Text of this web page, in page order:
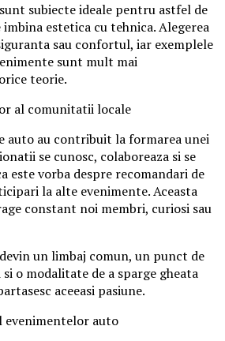
subiecte ideale pentru astfel de
estetica cu tehnica. Alegerea
sau confortul, iar exemplele
sunt mult mai
teorie.
al comunitatii locale
auto au contribuit la formarea unei
se cunosc, colaboreaza si se
este vorba despre recomandari de
la alte evenimente. Aceasta
constant noi membri, curiosi sau
un limbaj comun, un punct de
o modalitate de a sparge gheata
aceeasi pasiune.
evenimentelor auto